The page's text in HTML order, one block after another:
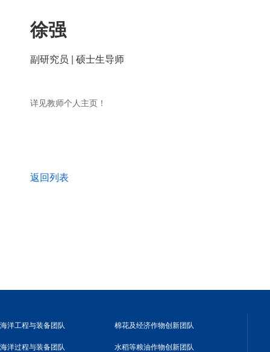
徐强
副研究员 | 硕士生导师
详见教师个人主页！
返回列表
海洋工程与装备团队 棉花及经济作物创新团队
海洋过程与装备团队 水稻等粮油作物创新团队